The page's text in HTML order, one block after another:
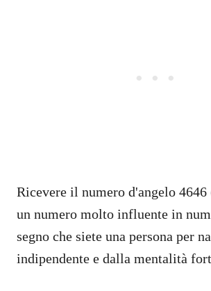
Ricevere il numero d'angelo 4646
un numero molto influente in
segno che siete una persona per
indipendente e dalla mentalità